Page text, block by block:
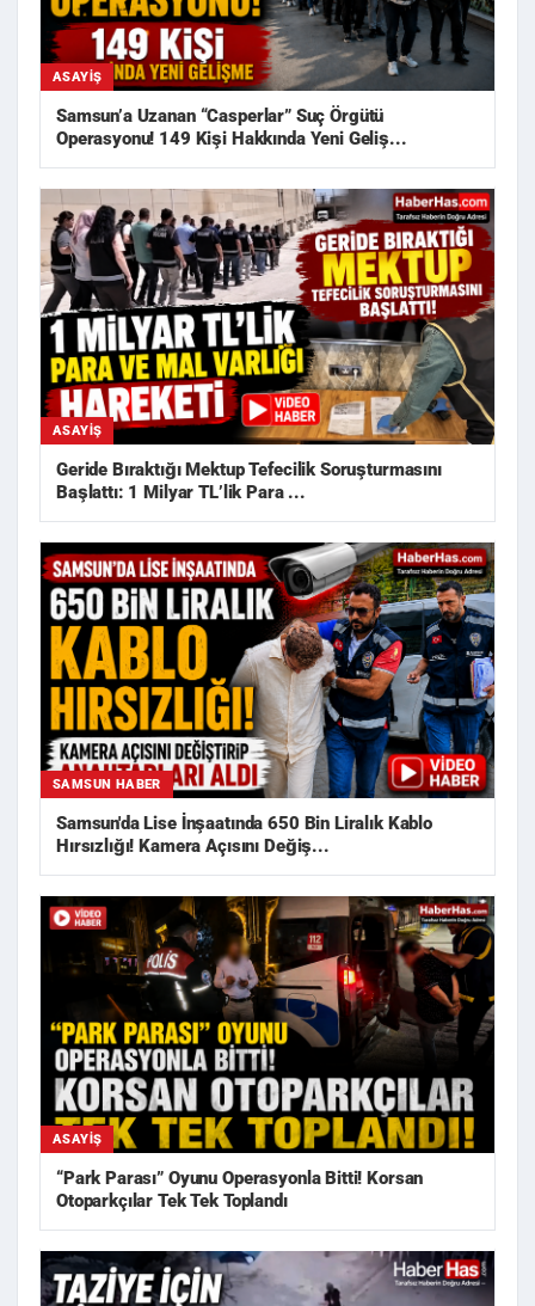
ASAYIŞ
Samsun’a Uzanan “Casperlar” Suç Örgütü
Operasyonu! 149 Kişi Hakkında Yeni Geliş...
ASAYIŞ
Geride Bıraktığı Mektup Tefecilik Soruşturmasını
Başlattı: 1 Milyar TL’lik Para ...
SAMSUN HABER
Samsun'da Lise İnşaatında 650 Bin Liralık Kablo
Hırsızlığı! Kamera Açısını Değiş...
ASAYIŞ
“Park Parası” Oyunu Operasyonla Bitti! Korsan
Otoparkçılar Tek Tek Toplandı